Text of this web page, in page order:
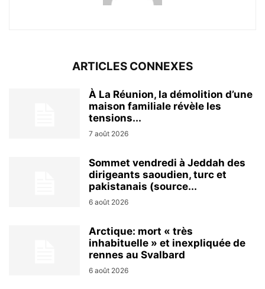
ARTICLES CONNEXES
À La Réunion, la démolition d’une
maison familiale révèle les
tensions...
7 août 2026
Sommet vendredi à Jeddah des
dirigeants saoudien, turc et
pakistanais (source...
6 août 2026
Arctique: mort « très
inhabituelle » et inexpliquée de
rennes au Svalbard
6 août 2026